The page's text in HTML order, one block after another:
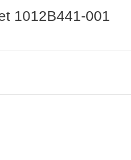
1012B441-001